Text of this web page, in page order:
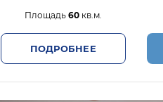
Площадь 60кв.м.
ПОДРОБНЕЕ